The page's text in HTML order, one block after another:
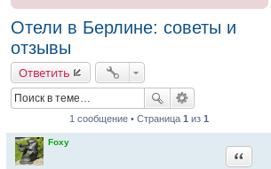
Отели в Берлине: советы и
отзывы
Ответить
1 сообщение • Страница1 из1
Foxy
Цитата